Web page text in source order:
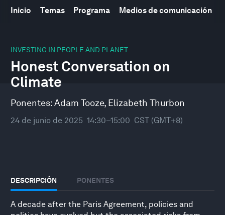
Inicio Temas Programa Medios de comunicación
INVESTING IN PEOPLE AND PLANET
Honest Conversation on
Climate
Ponentes:Adam Tooze, Elizabeth Thurbon
24 de junio de 2025 14:30–15:00 CST (GMT+8)
DESCRIPCIÓN PONENTES
A decade after the Paris Agreement, policies and
seconds
33
minutes,
10
seconds